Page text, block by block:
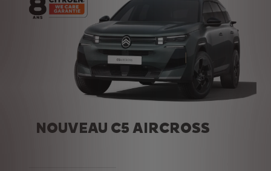
NOUVEAU C5 AIRCROSS